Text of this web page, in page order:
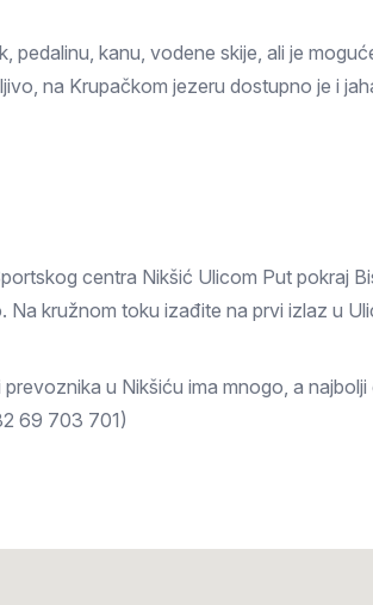
kanu, vodene skije, ali je
na Krupačkom jezeru dostupno je i
centra Nikšić Ulicom Put pokraj
kružnom toku izađite na prvi izlaz u
u Nikšiću ima mnogo, a najbolji
69 703 701)